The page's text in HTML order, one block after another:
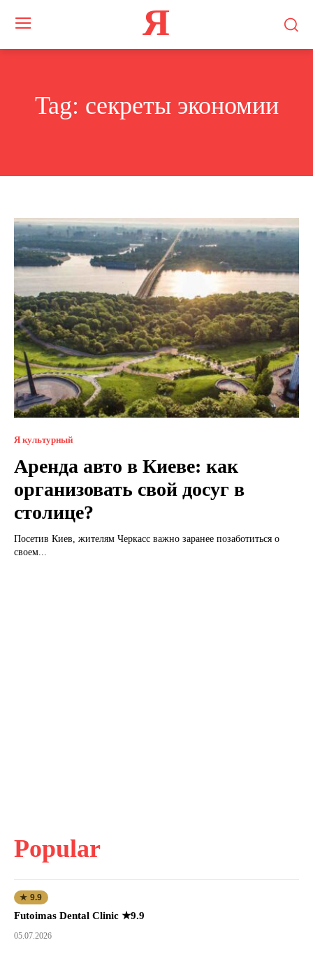
Я
Tag: секреты экономии
Я культурный
Аренда авто в Киеве: как
организовать свой досуг в
столице?
Посетив Киев, жителям Черкасс важно заранее позаботиться о
своем...
Popular
★ 9.9
Futoimas Dental Clinic ★9.9
05.07.2026